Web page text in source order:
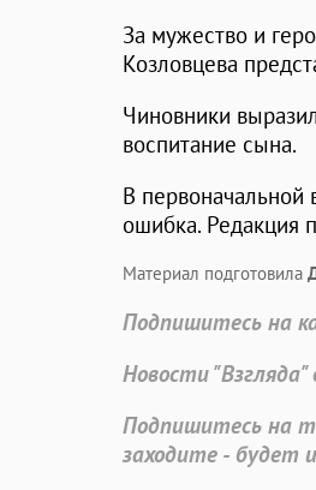
За мужество и
Козловцева
Чиновники
воспитание сына.
В
ошибка. Редакция
Материал подготовила
Подпишитесь на
Новости
Подпишитесь на
заходите - будет